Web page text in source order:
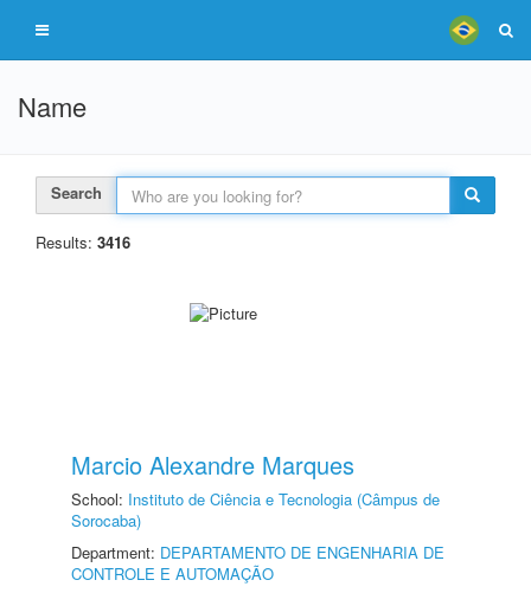
Name
Search
Results: 3416
Marcio Alexandre Marques
School: Instituto de Ciência e Tecnologia (Câmpus de
Sorocaba)
Department: DEPARTAMENTO DE ENGENHARIA DE
CONTROLE E AUTOMAÇÃO